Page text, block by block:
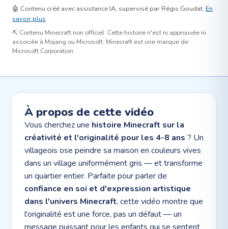
🤖 Contenu créé avec assistance IA, supervisé par Régis Goudat. En
savoir plus
⛏️ Contenu Minecraft non officiel. Cette histoire n'est ni approuvée ni
associée à Mojang ou Microsoft. Minecraft est une marque de
Microsoft Corporation.
À propos de cette vidéo
Vous cherchez une histoire Minecraft sur la
créativité et l'originalité pour les 4-8 ans ? Un
villageois ose peindre sa maison en couleurs vives
dans un village uniformément gris — et transforme
un quartier entier. Parfaite pour parler de
confiance en soi et d'expression artistique
dans l'univers Minecraft, cette vidéo montre que
l'originalité est une force, pas un défaut — un